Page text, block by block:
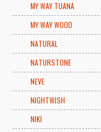
MY WAY TUANA
MY WAY WOOD
NATURAL
NATURSTONE
NEVE
NIGHTWISH
NIKI